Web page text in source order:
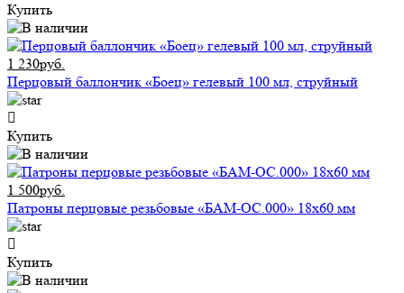
Купить
1 230руб.
Перцовый баллончик «Боец» гелевый 100 мл, струйный
Купить
1 500руб.
Патроны перцовые резьбовые «БАМ-ОС.000» 18х60 мм
Купить